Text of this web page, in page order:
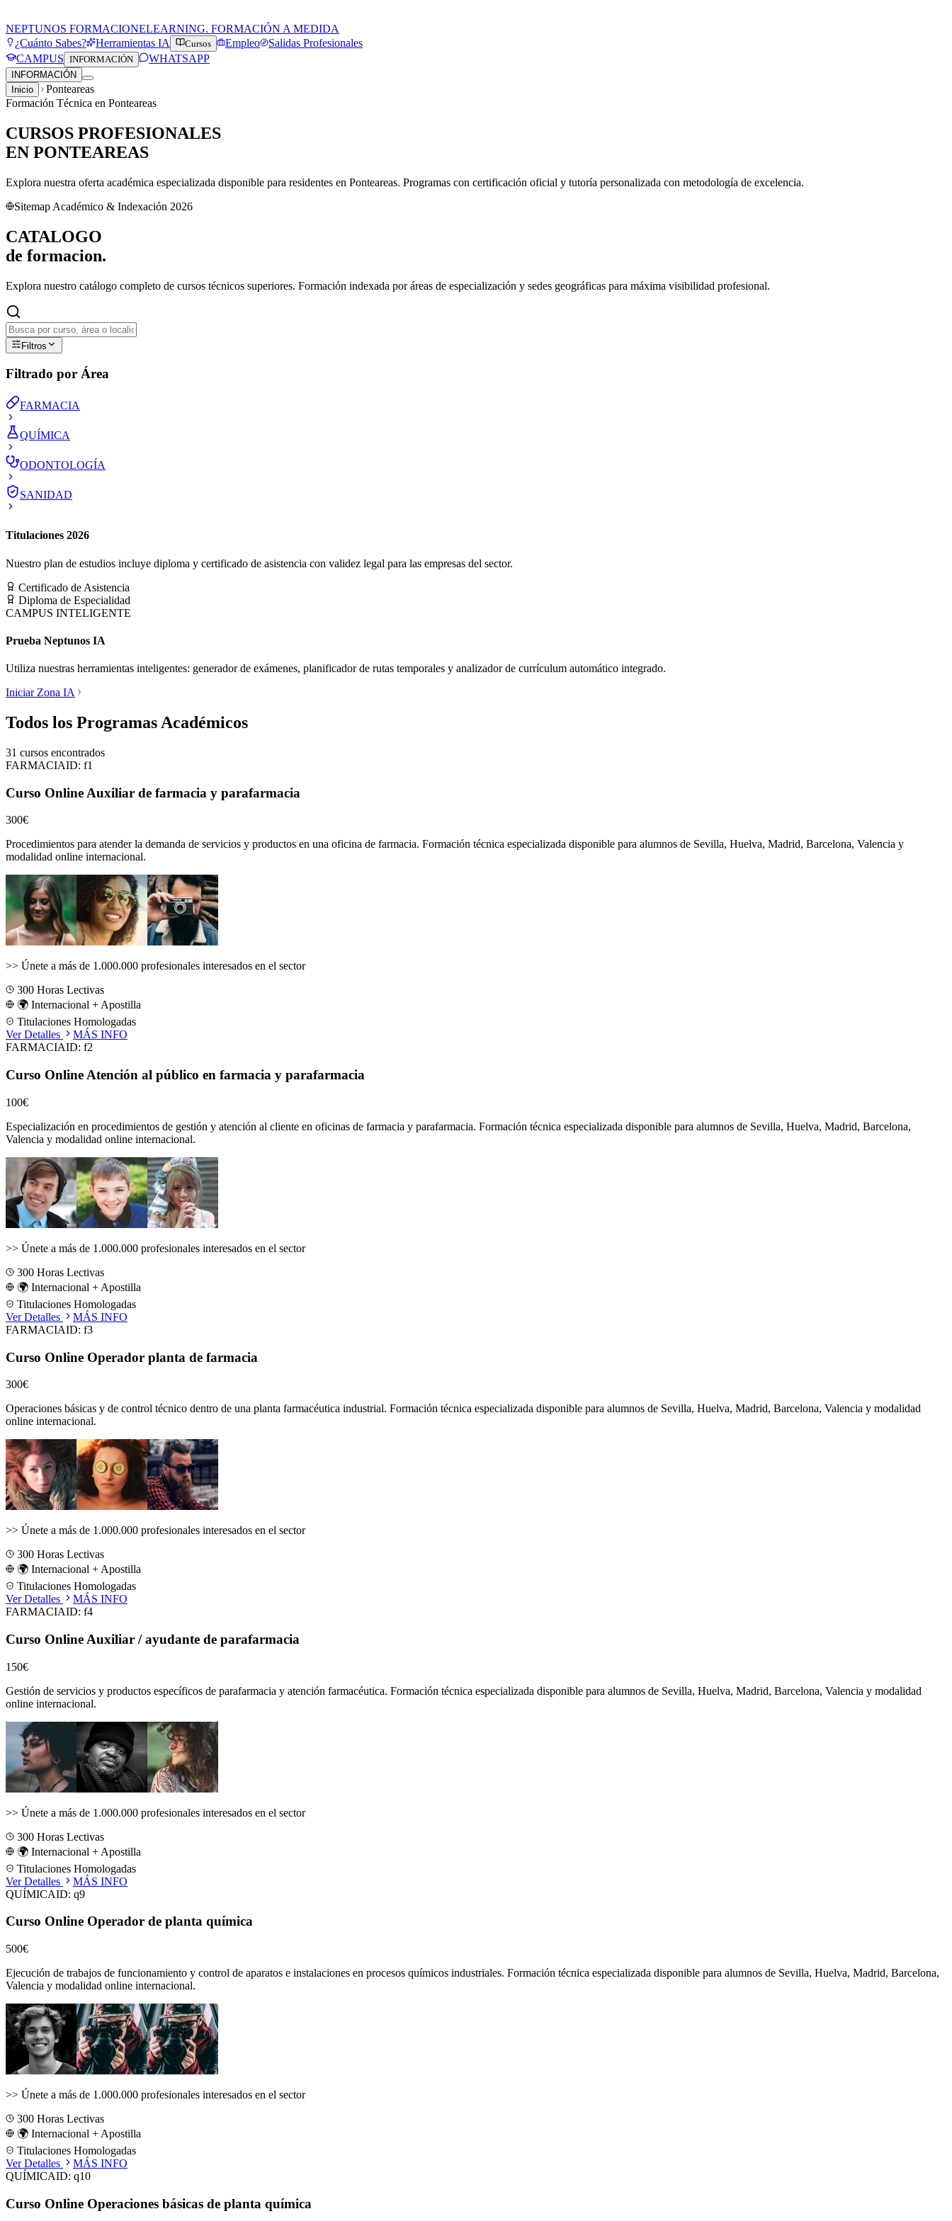
NEPTUNOS FORMACIONELEARNING. FORMACIÓN A MEDIDA
¿Cuánto Sabes?
Herramientas IA Cursos Empleo
Salidas Profesionales
CAMPUS INFORMACIÓN WHATSAPP
INFORMACIÓN
Inicio
Ponteareas
Formación Técnica en Ponteareas
CURSOS PROFESIONALES
EN PONTEAREAS
Explora nuestra oferta académica especializada disponible para residentes en Ponteareas. Programas con certificación oficial y tutoría personalizada con metodología de excelencia.
Sitemap Académico & Indexación 2026
CATALOGO
de formacion.
Explora nuestro catálogo completo de cursos técnicos superiores. Formación indexada por áreas de especialización y sedes geográficas para máxima visibilidad profesional.
Filtros
Filtrado por Área
FARMACIA
QUÍMICA
ODONTOLOGÍA
SANIDAD
Titulaciones 2026
Nuestro plan de estudios incluye diploma y certificado de asistencia con validez legal para las empresas del sector.
Certificado de Asistencia
Diploma de Especialidad
CAMPUS INTELIGENTE
Prueba Neptunos IA
Utiliza nuestras herramientas inteligentes: generador de exámenes, planificador de rutas temporales y analizador de currículum automático integrado.
Iniciar Zona IA
Todos los Programas Académicos
31 cursos encontrados
FARMACIAID: f1
Curso Online Auxiliar de farmacia y parafarmacia
300€
Procedimientos para atender la demanda de servicios y productos en una oficina de farmacia. Formación técnica especializada disponible para alumnos de Sevilla, Huelva, Madrid, Barcelona, Valencia y
modalidad online internacional.
>> Únete a más de 1.000.000 profesionales interesados en el sector
300 Horas Lectivas
🌍 Internacional + Apostilla
Titulaciones Homologadas
Ver Detalles
MÁS INFO
FARMACIAID: f2
Curso Online Atención al público en farmacia y parafarmacia
100€
Especialización en procedimientos de gestión y atención al cliente en oficinas de farmacia y parafarmacia. Formación técnica especializada disponible para alumnos de Sevilla, Huelva, Madrid, Barcelona,
Valencia y modalidad online internacional.
>> Únete a más de 1.000.000 profesionales interesados en el sector
300 Horas Lectivas
🌍 Internacional + Apostilla
Titulaciones Homologadas
Ver Detalles
MÁS INFO
FARMACIAID: f3
Curso Online Operador planta de farmacia
300€
Operaciones básicas y de control técnico dentro de una planta farmacéutica industrial. Formación técnica especializada disponible para alumnos de Sevilla, Huelva, Madrid, Barcelona, Valencia y modalidad
online internacional.
>> Únete a más de 1.000.000 profesionales interesados en el sector
300 Horas Lectivas
🌍 Internacional + Apostilla
Titulaciones Homologadas
Ver Detalles
MÁS INFO
FARMACIAID: f4
Curso Online Auxiliar / ayudante de parafarmacia
150€
Gestión de servicios y productos específicos de parafarmacia y atención farmacéutica. Formación técnica especializada disponible para alumnos de Sevilla, Huelva, Madrid, Barcelona, Valencia y modalidad
online internacional.
>> Únete a más de 1.000.000 profesionales interesados en el sector
300 Horas Lectivas
🌍 Internacional + Apostilla
Titulaciones Homologadas
Ver Detalles
MÁS INFO
QUÍMICAID: q9
Curso Online Operador de planta química
500€
Ejecución de trabajos de funcionamiento y control de aparatos e instalaciones en procesos químicos industriales. Formación técnica especializada disponible para alumnos de Sevilla, Huelva, Madrid, Barcelona,
Valencia y modalidad online internacional.
>> Únete a más de 1.000.000 profesionales interesados en el sector
300 Horas Lectivas
🌍 Internacional + Apostilla
Titulaciones Homologadas
Ver Detalles
MÁS INFO
QUÍMICAID: q10
Curso Online Operaciones básicas de planta química